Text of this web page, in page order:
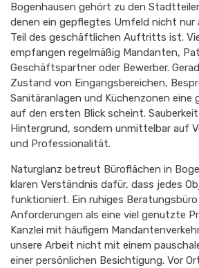
Bogenhausen gehört zu den
denen ein gepflegtes Umfeld nicht nur
Teil des geschäftlichen Auftritts ist.
empfangen regelmäßig Mandanten,
Geschäftspartner oder Bewerber.
Zustand von Eingangsbereichen,
Sanitäranlagen und Küchenzonen eine
auf den ersten Blick scheint.
Hintergrund, sondern unmittelbar auf
und Professionalität.
Naturglanz betreut Büroflächen in
klaren Verständnis dafür, dass jedes
funktioniert. Ein ruhiges
Anforderungen als eine viel genutzte
Kanzlei mit häufigem
unsere Arbeit nicht mit einem
einer persönlichen Besichtigung. Vor